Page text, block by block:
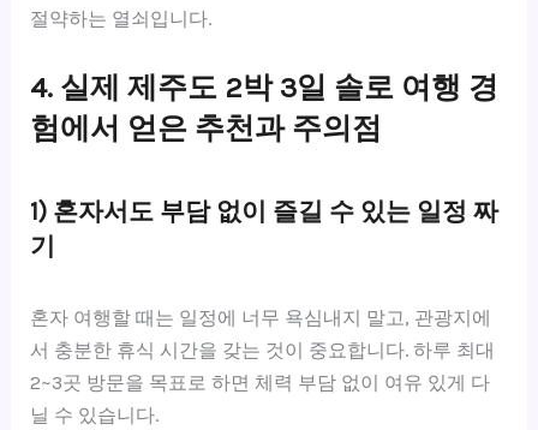
절약하는 열쇠입니다.
4. 실제 제주도 2박 3일 솔로 여행 경
험에서 얻은 추천과 주의점
1) 혼자서도 부담 없이 즐길 수 있는 일정 짜
기
혼자 여행할 때는 일정에 너무 욕심내지 말고, 관광지에
서 충분한 휴식 시간을 갖는 것이 중요합니다. 하루 최대
2~3곳 방문을 목표로 하면 체력 부담 없이 여유 있게 다
닐 수 있습니다.